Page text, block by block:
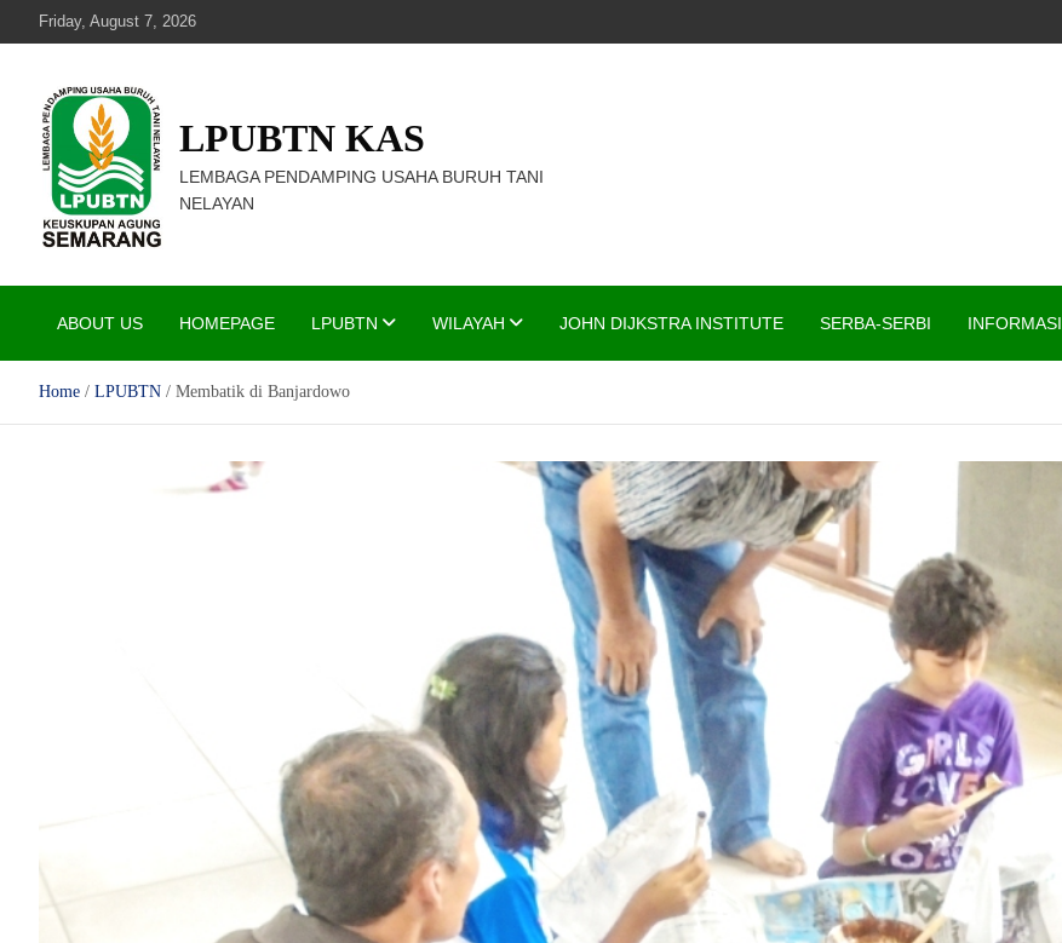
Friday, August 7, 2026
LPUBTN KAS
LEMBAGA PENDAMPING USAHA BURUH TANI
NELAYAN
ABOUT US HOMEPAGE LPUBTN WILAYAH JOHN DIJKSTRA INSTITUTE SERBA-SERBI INFORMASI
Home LPUBTN Membatik di Banjardowo